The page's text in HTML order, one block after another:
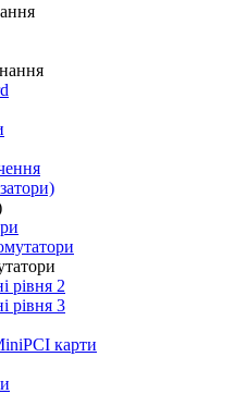
рівня 2
рівня 3
карти